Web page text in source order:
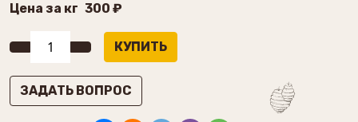
Цена за кг 300 ₽
ЗАДАТЬ ВОПРОС